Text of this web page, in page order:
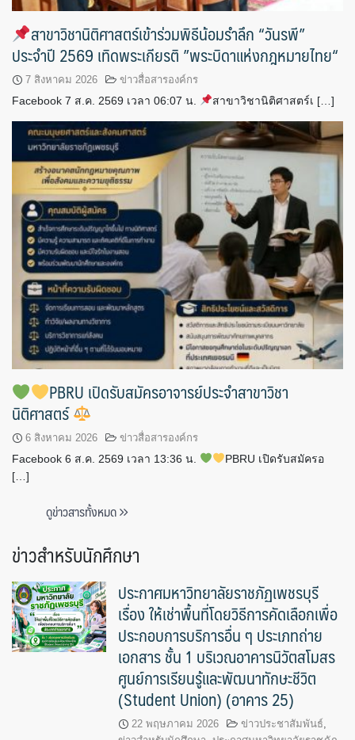
สาขาวิชานิติศาสตร์เข้าร่วมพิธีน้อมรำลึก “วันรพี”
ประจำปี 2569 เทิดพระเกียรติ ”พระบิดาแห่งกฎหมายไทย“
7 สิงหาคม 2026 ข่าวสื่อสารองค์กร
Facebook 7 ส.ค. 2569 เวลา 06:07 น. สาขาวิชานิติศาสตร์เ […]
PBRU เปิดรับสมัครอาจารย์ประจำสาขาวิชา
นิติศาสตร์
6 สิงหาคม 2026 ข่าวสื่อสารองค์กร
Facebook 6 ส.ค. 2569 เวลา 13:36 น.
PBRU เปิดรับสมัครอ
[…]
ดูข่าวสารทั้งหมด
ข่าวสำหรับนักศึกษา
ประกาศมหาวิทยาลัยราชภัฏเพชรบุรี
เรื่อง ให้เช่าพื้นที่โดยวิธีการคัดเลือกเพื่อ
ประกอบการบริการอื่น ๆ ประเภทถ่าย
เอกสาร ชั้น 1 บริเวณอาคารนิวัตสโมสร
ศูนย์การเรียนรู้และพัฒนาทักษะชีวิต
(Student Union) (อาคาร 25)
22 พฤษภาคม 2026 ข่าวประชาสัมพันธ์